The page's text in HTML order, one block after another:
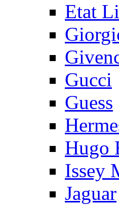
Etat
Gucci
Guess
Hugo
Issey
Jaguar